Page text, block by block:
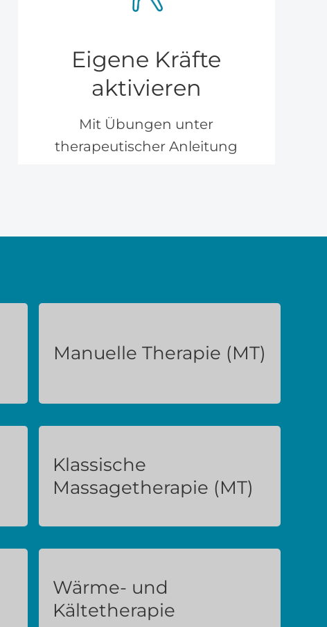
Eigene Kräfte
aktivieren
Mit Übungen unter
therapeutischer Anleitung
Manuelle Therapie (MT)
Klassische
Massagetherapie (MT)
Wärme- und
Kältetherapie